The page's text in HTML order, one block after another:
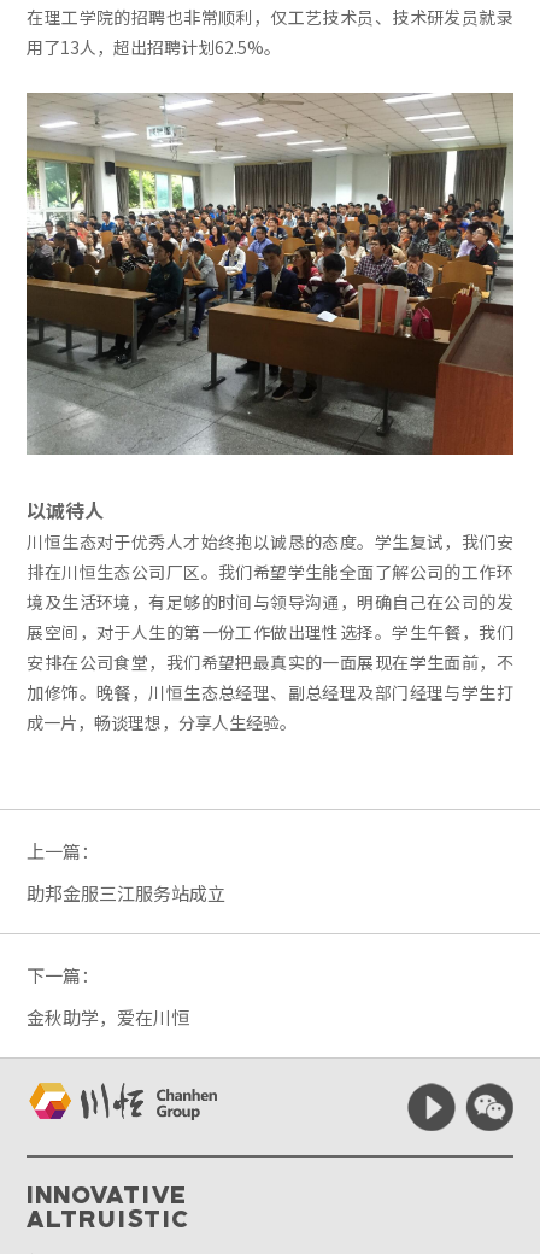
在理工学院的招聘也非常顺利，仅工艺技术员、技术研发员就录
用了13人，超出招聘计划62.5%。
以诚待人
川恒生态对于优秀人才始终抱以诚恳的态度。学生复试，我们安
排在川恒生态公司厂区。我们希望学生能全面了解公司的工作环
境及生活环境，有足够的时间与领导沟通，明确自己在公司的发
展空间，对于人生的第一份工作做出理性选择。学生午餐，我们
安排在公司食堂，我们希望把最真实的一面展现在学生面前，不
加修饰。晚餐，川恒生态总经理、副总经理及部门经理与学生打
成一片，畅谈理想，分享人生经验。
上一篇：
助邦金服三江服务站成立
下一篇：
金秋助学，爱在川恒
Innovative
Altruistic